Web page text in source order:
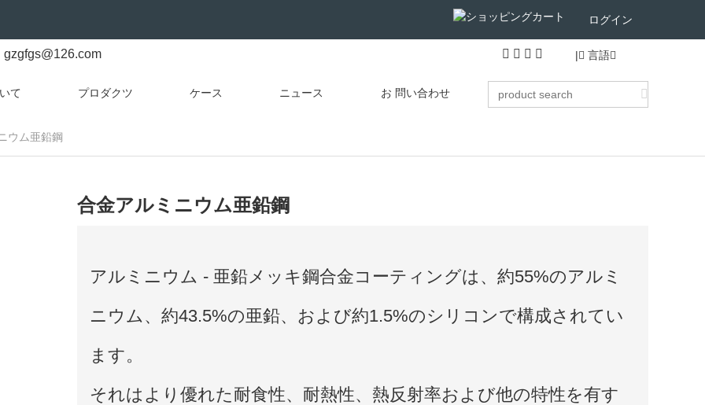
ログイン
gzgfgs@126.com | 言語
て プロダクツ ケース ニュース お 問い合わせ
ウム亜鉛鋼
合金アルミニウム亜鉛鋼
アルミニウム - 亜鉛メッキ鋼合金コーティングは、約55%のアルミ
ニウム、約43.5%の亜鉛、および約1.5%のシリコンで構成されてい
ます。
それはより優れた耐食性、耐熱性、熱反射率および他の特性を有す